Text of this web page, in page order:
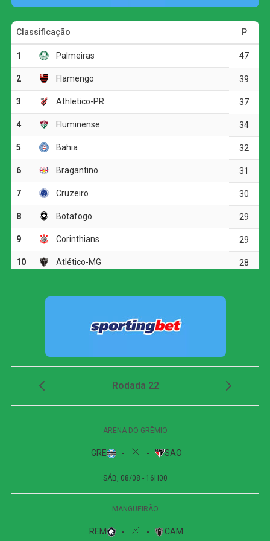
O primeiro tempo foi marcado pelo equilíbrio e pela pouca
efetividade das duas equipes. O Atlético-GO teve mais
posse de bola, com 56%, mas encontrou dificuldades
para superar a defesa cuiabana. O time da casa adotou
uma postura mais retraída e apostou nos contra-ataques
para levar perigo.
A principal oportunidade da etapa inicial foi do Cuiabá.
Aos 12 minutos, Jean Dias recebeu na intermediária,
avançou até a entrada da área e acertou a trave direita do
goleiro Paulo Vitor. O Dragão respondeu aos 24 minutos,
bola desviou em Pepê.
As equipes ainda tiveram algumas chegadas em bolas
paradas, mas o placar permaneceu zerado até o
intervalo. O jogo também foi interrompido para hidratação
em razão do clima seco em Cuiabá.
Guilherme Lopes recebeu pela esquerda e cruzou para a
segunda trave. Bruno José apareceu livre e desviou de
bico de chuteira, colocando o Dragão em vantagem.
Após o gol, o Cuiabá tentou reagir e aumentou a pressão,
Kauan Cristtyan recebeu passe de Pedro Henrique
dentro da área e finalizou colocado, mas mandou por
alcançar 30 cruzamentos durante a partida, mas apenas
seis encontraram o destino correto. Aos 48 minutos, Eliel
atacante aproveitou sobra na entrada da área e bateu